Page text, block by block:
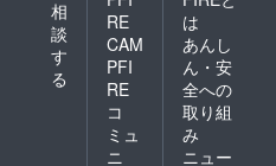
相
談
す
る
RE
CAM
PFI
RE
コ
ミュ
ニ
は
あんし
ん・安
全への
取り組
み
ニュー